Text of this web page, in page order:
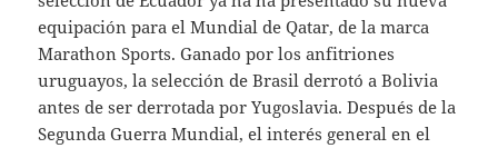
equipación para el Mundial de Qatar, de la marca
Marathon Sports. Ganado por los anfitriones
uruguayos, la selección de Brasil derrotó a Bolivia
antes de ser derrotada por Yugoslavia. Después de la
Segunda Guerra Mundial, el interés general en el